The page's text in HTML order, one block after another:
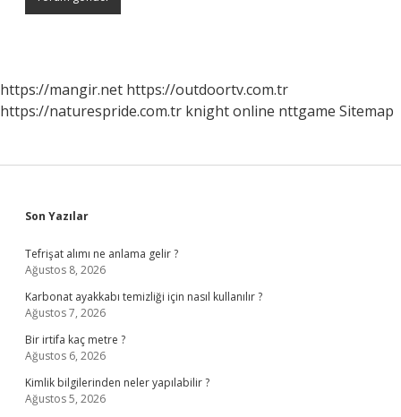
https://mangir.net https://outdoortv.com.tr
https://naturespride.com.tr knight online nttgame Sitemap
Sidebar
Son Yazılar
Tefrişat alımı ne anlama gelir ?
Ağustos 8, 2026
Karbonat ayakkabı temizliği için nasıl kullanılır ?
Ağustos 7, 2026
Bir irtifa kaç metre ?
Ağustos 6, 2026
Kimlik bilgilerinden neler yapılabilir ?
Ağustos 5, 2026